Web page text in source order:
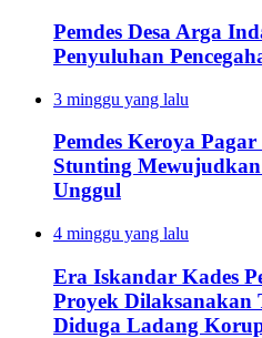
Pemdes Desa Arga
Penyuluhan
3 minggu yang lalu
Pemdes Keroya
Stunting Mewujudkan
Unggul
4 minggu yang lalu
Era Iskandar Kades
Proyek Dilaksanakan
Diduga Ladang